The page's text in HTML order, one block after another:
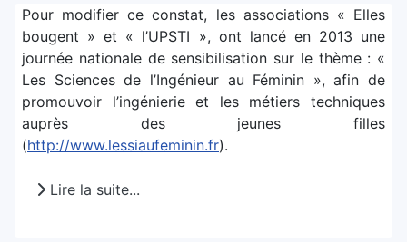
Pour modifier ce constat, les associations « Elles
bougent » et « l’UPSTI », ont lancé en 2013 une
journée nationale de sensibilisation sur le thème : «
Les Sciences de l’Ingénieur au Féminin », afin de
promouvoir l’ingénierie et les métiers techniques
auprès des jeunes filles
(http://www.lessiaufeminin.fr).
Lire la suite...